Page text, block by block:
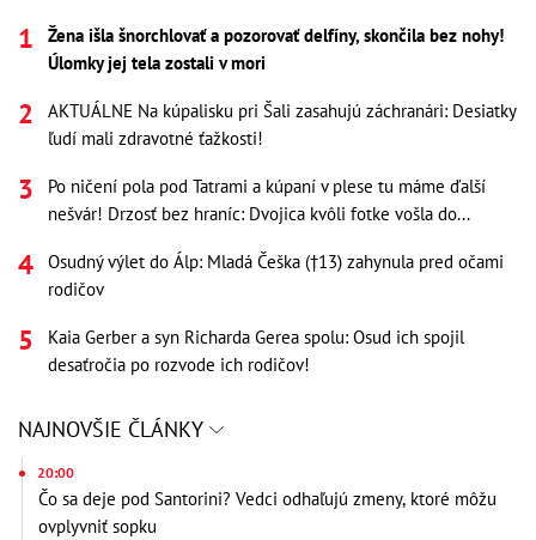
Žena išla šnorchlovať a pozorovať delfíny, skončila bez nohy!
Úlomky jej tela zostali v mori
AKTUÁLNE Na kúpalisku pri Šali zasahujú záchranári: Desiatky
ľudí mali zdravotné ťažkosti!
Po ničení pola pod Tatrami a kúpaní v plese tu máme ďalší
nešvár! Drzosť bez hraníc: Dvojica kvôli fotke vošla do...
Osudný výlet do Álp: Mladá Češka (†13) zahynula pred očami
rodičov
Kaia Gerber a syn Richarda Gerea spolu: Osud ich spojil
desaťročia po rozvode ich rodičov!
NAJNOVŠIE ČLÁNKY
20:00
Čo sa deje pod Santorini? Vedci odhaľujú zmeny, ktoré môžu
ovplyvniť sopku